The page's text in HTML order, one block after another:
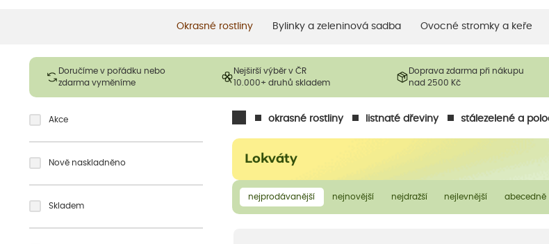
Okrasné rostliny Bylinky a zeleninová sadba Ovocné stromky a keře
Doručíme v pořádku nebo
zdarma vyměníme
Nejširší výběr v ČR
10.000+ druhů skladem
Doprava zdarma při nákupu
nad 2500 Kč
okrasné rostliny listnaté dřeviny stálezelené a
Lokváty
nejprodávanější nejnovější nejdražší nejlevnější abecedně
Akce
Nově naskladněno
Skladem